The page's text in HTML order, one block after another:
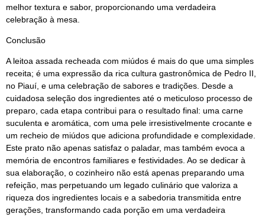
melhor textura e sabor, proporcionando uma verdadeira
celebração à mesa.
Conclusão
A leitoa assada recheada com miúdos é mais do que uma simples
receita; é uma expressão da rica cultura gastronômica de Pedro II,
no Piauí, e uma celebração de sabores e tradições. Desde a
cuidadosa seleção dos ingredientes até o meticuloso processo de
preparo, cada etapa contribui para o resultado final: uma carne
suculenta e aromática, com uma pele irresistivelmente crocante e
um recheio de miúdos que adiciona profundidade e complexidade.
Este prato não apenas satisfaz o paladar, mas também evoca a
memória de encontros familiares e festividades. Ao se dedicar à
sua elaboração, o cozinheiro não está apenas preparando uma
refeição, mas perpetuando um legado culinário que valoriza a
riqueza dos ingredientes locais e a sabedoria transmitida entre
gerações, transformando cada porção em uma verdadeira